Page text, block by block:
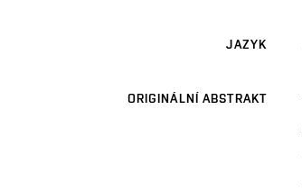
JAZYK
ORIGINÁLNÍ ABSTRAKT